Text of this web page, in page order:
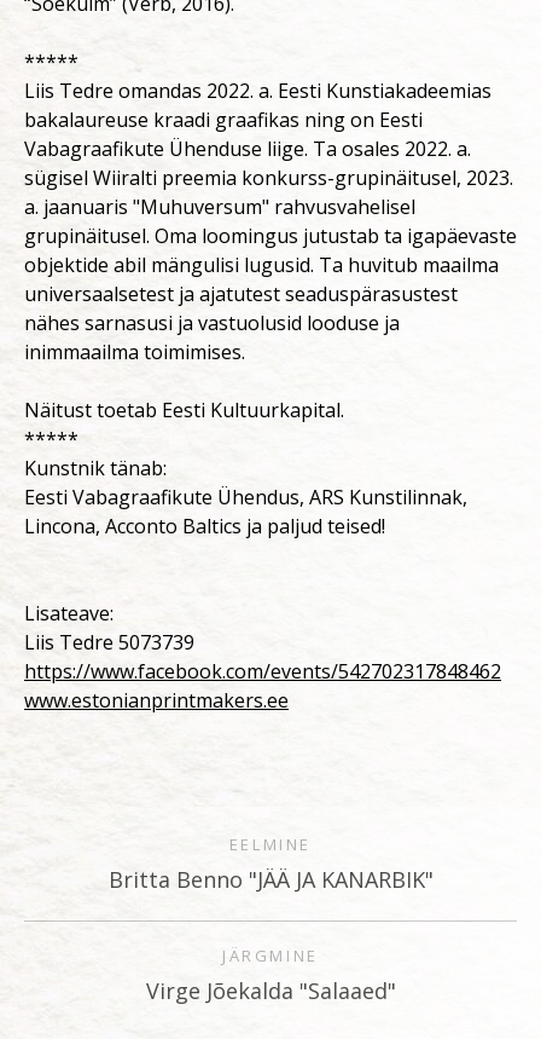
*****
Liis Tedre omandas 2022. a. Eesti Kunstiakadeemias
bakalaureuse kraadi graafikas ning on Eesti
Vabagraafikute Ühenduse liige. Ta osales 2022. a.
sügisel Wiiralti preemia konkurss-grupinäitusel, 2023.
a. jaanuaris "Muhuversum" rahvusvahelisel
grupinäitusel. Oma loomingus jutustab ta igapäevaste
objektide abil mängulisi lugusid. Ta huvitub maailma
universaalsetest ja ajatutest seaduspärasustest
nähes sarnasusi ja vastuolusid looduse ja
inimmaailma toimimises.
Näitust toetab Eesti Kultuurkapital.
*****
Kunstnik tänab:
Eesti Vabagraafikute Ühendus, ARS Kunstilinnak,
Lincona, Acconto Baltics ja paljud teised!
Lisateave:
Liis Tedre 5073739
https://www.facebook.com/events/542702317848462
www.estonianprintmakers.ee
EELMINE
Britta Benno "JÄÄ JA KANARBIK"
JÄRGMINE
Virge Jõekalda "Salaaed"